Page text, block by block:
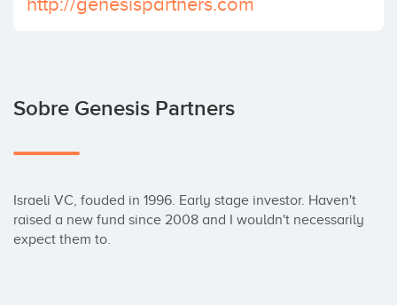
Sobre Genesis Partners
Israeli VC, fouded in 1996. Early stage investor. Haven't
raised a new fund since 2008 and I wouldn't necessarily
expect them to.